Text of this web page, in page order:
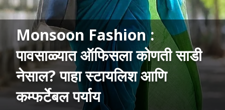
Monsoon Fashion :
पावसाळ्यात ऑफिसला कोणती साडी
नेसाल? पाहा स्टायलिश आणि
कम्फर्टेबल पर्याय